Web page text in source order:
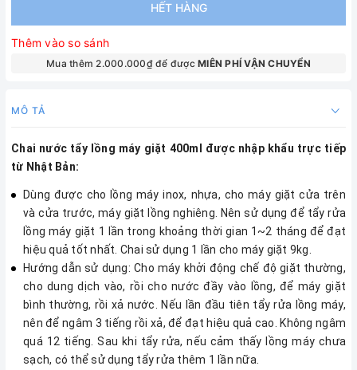
HẾT HÀNG
Thêm vào so sánh
Mua thêm 2.000.000₫ để đượcMIÊN PHÍ VẬN CHUYỂN
MÔ TẢ
Chai nước tẩy lồng máy giặt 400ml được nhập khẩu trực tiếp
từ Nhật Bản:
Dùng được cho lồng máy inox, nhựa, cho máy giặt cửa trên
và cửa trước, máy giặt lồng nghiêng. Nên sử dụng để tẩy rửa
lồng máy giặt 1 lần trong khoảng thời gian 1~2 tháng để đạt
hiệu quả tốt nhất. Chai sử dụng 1 lần cho máy giặt 9kg.
Hướng dẫn sử dụng: Cho máy khởi động chế độ giặt thường,
cho dung dịch vào, rồi cho nước đầy vào lồng, để máy giặt
bình thường, rồi xả nước. Nếu lần đầu tiên tẩy rửa lồng máy,
nên để ngâm 3 tiếng rồi xả, để đạt hiệu quả cao. Không ngâm
quá 12 tiếng. Sau khi tẩy rửa, nếu cảm thấy lồng máy chưa
sạch, có thể sử dụng tẩy rửa thêm 1 lần nữa.